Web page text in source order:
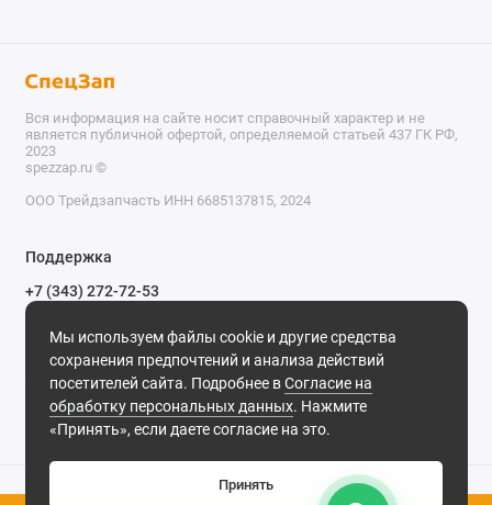
Мы используем файлы cookie и другие средства
сохранения предпочтений и анализа действий
посетителей сайта. Подробнее вСогласие на
обработку персональных данных. Нажмите
«Принять», если даете согласие на это.
Принять
Вся информация на сайте носит справочный характер и не
является публичной офертой, определяемой статьей 437 ГК РФ,
2023
spezzap.ru ©️
ООО Трейдзапчасть ИНН 6685137815, 2024
Поддержка
+7 (343) 272-72-53
Обратный звонок
620030, г. Екатеринбург, ул. Карьерная, д. 14, оф. 14.
Мы в сети